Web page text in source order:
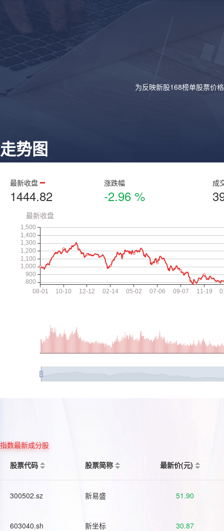
为反映新股168榜单股票价
走势图
最新收盘
1444.82
涨跌幅
-2.96 %
成
指数最新成分股
股票代码
股票简称 最新价(元)
300502.sz 新易盛 51.90
603040.sh 新坐标 30.87